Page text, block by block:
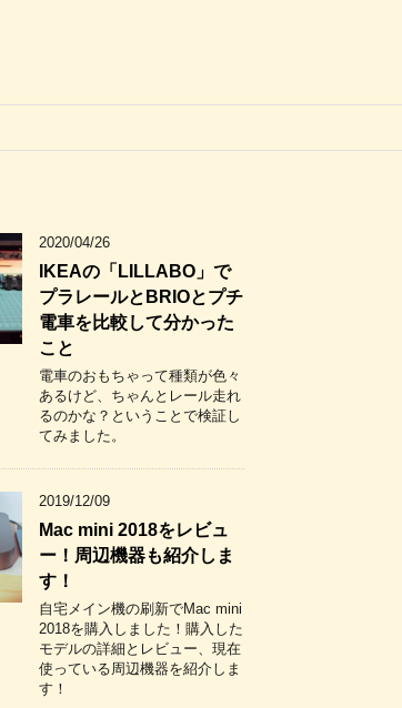
2020/04/26
IKEAの「LILLABO」で
プラレールとBRIOとプチ
電車を比較して分かった
こと
電車のおもちゃって種類が色々
あるけど、ちゃんとレール走れ
るのかな？ということで検証し
てみました。
2019/12/09
Mac mini 2018をレビュ
ー！周辺機器も紹介しま
す！
自宅メイン機の刷新でMac mini
2018を購入しました！購入した
モデルの詳細とレビュー、現在
使っている周辺機器を紹介しま
す！